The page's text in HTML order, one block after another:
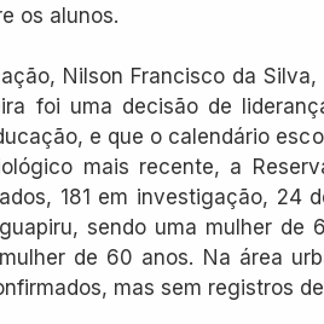
os alunos.
Nilson Francisco da
foi uma decisão de
e que o calendário
mais recente, a
181 em investigação, 24
sendo uma mulher de
de 60 anos. Na área
mas sem registros